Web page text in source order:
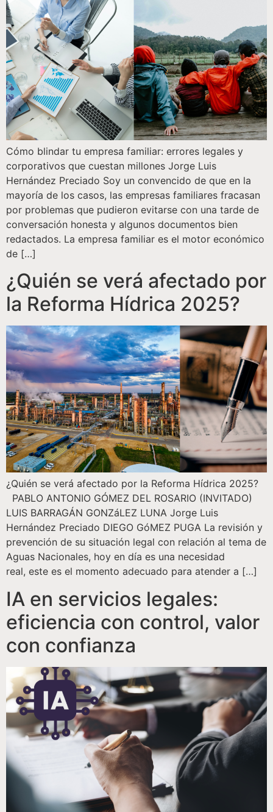
Cómo blindar tu empresa familiar: errores legales y
corporativos que cuestan millones Jorge Luis
Hernández Preciado Soy un convencido de que en la
mayoría de los casos, las empresas familiares fracasan
por problemas que pudieron evitarse con una tarde de
conversación honesta y algunos documentos bien
redactados. La empresa familiar es el motor económico
de […]
¿Quién se verá afectado por
la Reforma Hídrica 2025?
¿Quién se verá afectado por la Reforma Hídrica 2025?
PABLO ANTONIO GÓMEZ DEL ROSARIO (INVITADO)
LUIS BARRAGÁN GONZáLEZ LUNA Jorge Luis
Hernández Preciado DIEGO GóMEZ PUGA La revisión y
prevención de su situación legal con relación al tema de
Aguas Nacionales, hoy en día es una necesidad
real, este es el momento adecuado para atender a […]
IA en servicios legales:
eficiencia con control, valor
con confianza